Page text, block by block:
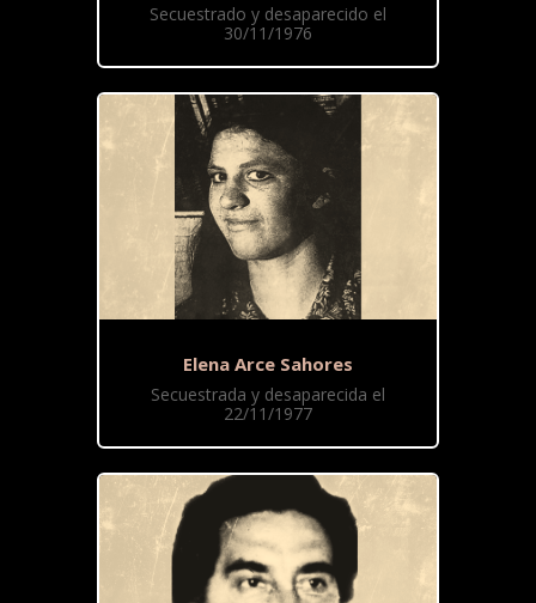
Secuestrado y desaparecido el
30/11/1976
Elena Arce Sahores
Secuestrada y desaparecida el
22/11/1977